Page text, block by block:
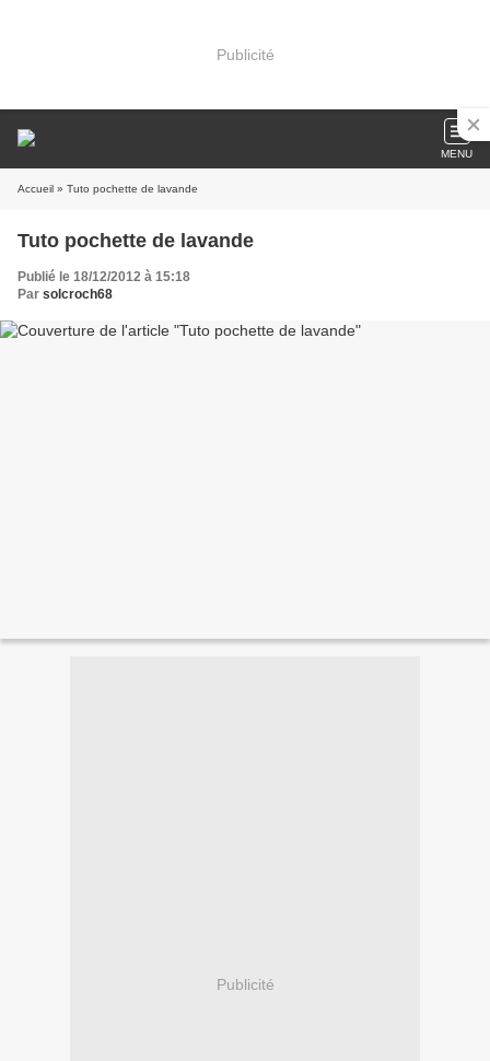
Publicité
MENU
Accueil » Tuto pochette de lavande
Tuto pochette de lavande
Publié le 18/12/2012 à 15:18
Par solcroch68
Publicité